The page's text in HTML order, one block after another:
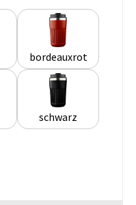
bordeauxrot
schwarz